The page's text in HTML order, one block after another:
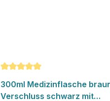
Durchschnittliche
300ml Medizinflasche
Verschluss schwarz mit